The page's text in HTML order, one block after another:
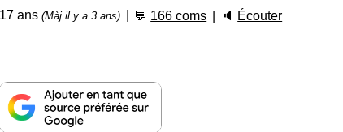
17 ans(Màj il y a 3 ans) 💬 166 coms 🔈 Écouter